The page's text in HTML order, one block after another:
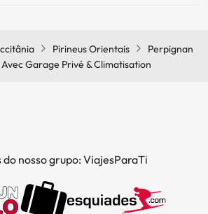
Pirineus Orientais
Perpignan
Garage Privé & Climatisation
nosso grupo: ViajesParaTi